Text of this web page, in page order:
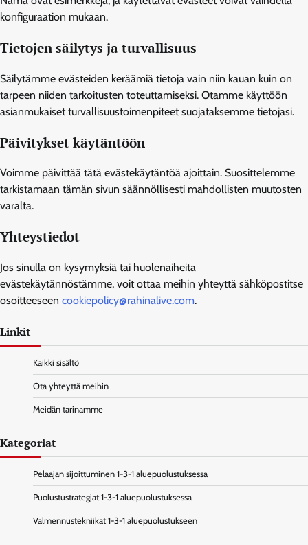
konfiguraation mukaan.
Tietojen säilytys ja turvallisuus
Säilytämme evästeiden keräämiä tietoja vain niin kauan kuin on
tarpeen niiden tarkoitusten toteuttamiseksi. Otamme käyttöön
asianmukaiset turvallisuustoimenpiteet suojataksemme tietojasi.
Päivitykset käytäntöön
Voimme päivittää tätä evästekäytäntöä ajoittain. Suosittelemme
tarkistamaan tämän sivun säännöllisesti mahdollisten muutosten
varalta.
Yhteystiedot
Jos sinulla on kysymyksiä tai huolenaiheita
evästekäytännöstämme, voit ottaa meihin yhteyttä sähköpostitse
osoitteeseen cookiepolicy@rahinalive.com.
Linkit
Kaikki sisältö
Ota yhteyttä meihin
Meidän tarinamme
Kategoriat
Pelaajan sijoittuminen 1-3-1 aluepuolustuksessa
Puolustustrategiat 1-3-1 aluepuolustuksessa
Valmennustekniikat 1-3-1 aluepuolustukseen